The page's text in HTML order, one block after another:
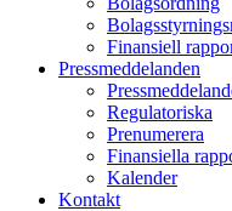
Finansiell
Pressmeddelanden
Regulatoriska
Prenumerera
Finansiella
Kalender
Kontakt